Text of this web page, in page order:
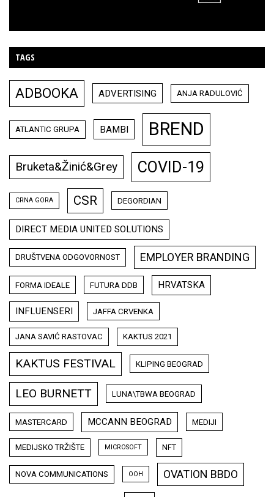
TAGS
ADBOOKA ADVERTISING ANJA RADULOVIĆ
ATLANTIC GRUPA BAMBI BREND
Bruketa&Žinić&Grey COVID-19
CRNA GORA CSR DEGORDIAN
DIRECT MEDIA UNITED SOLUTIONS
DRUŠTVENA ODGOVORNOST EMPLOYER BRANDING
FORMA IDEALE FUTURA DDB HRVATSKA
INFLUENSERI JAFFA CRVENKA
JANA SAVIĆ RASTOVAC KAKTUS 2021
KAKTUS FESTIVAL KLIPING BEOGRAD
LEO BURNETT LUNA\TBWA BEOGRAD
MASTERCARD MCCANN BEOGRAD MEDIJI
MEDIJSKO TRŽIŠTE MICROSOFT NFT
NOVA COMMUNICATIONS OOH OVATION BBDO